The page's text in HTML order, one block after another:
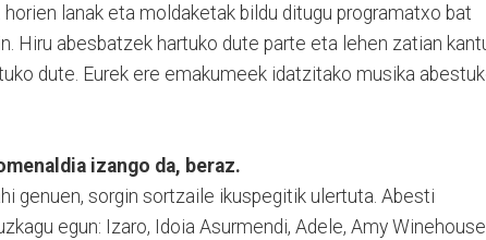
horien lanak eta moldaketak bildu ditugu programatxo bat
Hiru abesbatzek hartuko dute parte eta lehen zatian
dute. Eurek ere emakumeek idatzitako musika
izango da, beraz.
genuen, sorgin sortzaile ikuspegitik ulertuta. Abesti
egun: Izaro, Idoia Asurmendi, Adele, Amy